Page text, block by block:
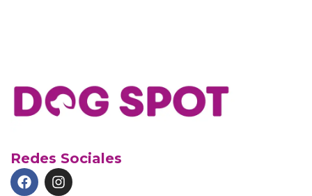
Redes Sociales